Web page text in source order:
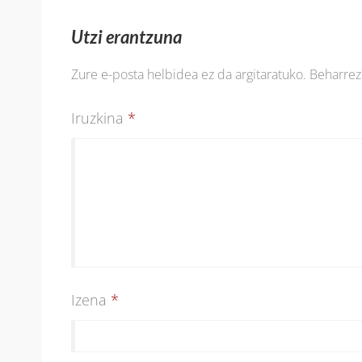
Utzi erantzuna
Zure e-posta helbidea ez da argitaratuko.
Iruzkina *
Izena *